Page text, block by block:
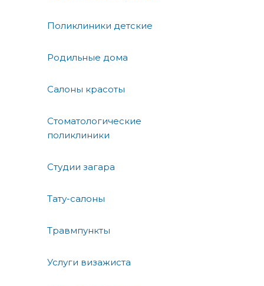
Поликлиники детские
Родильные дома
Салоны красоты
Стоматологические
поликлиники
Студии загара
Тату-салоны
Травмпункты
Услуги визажиста